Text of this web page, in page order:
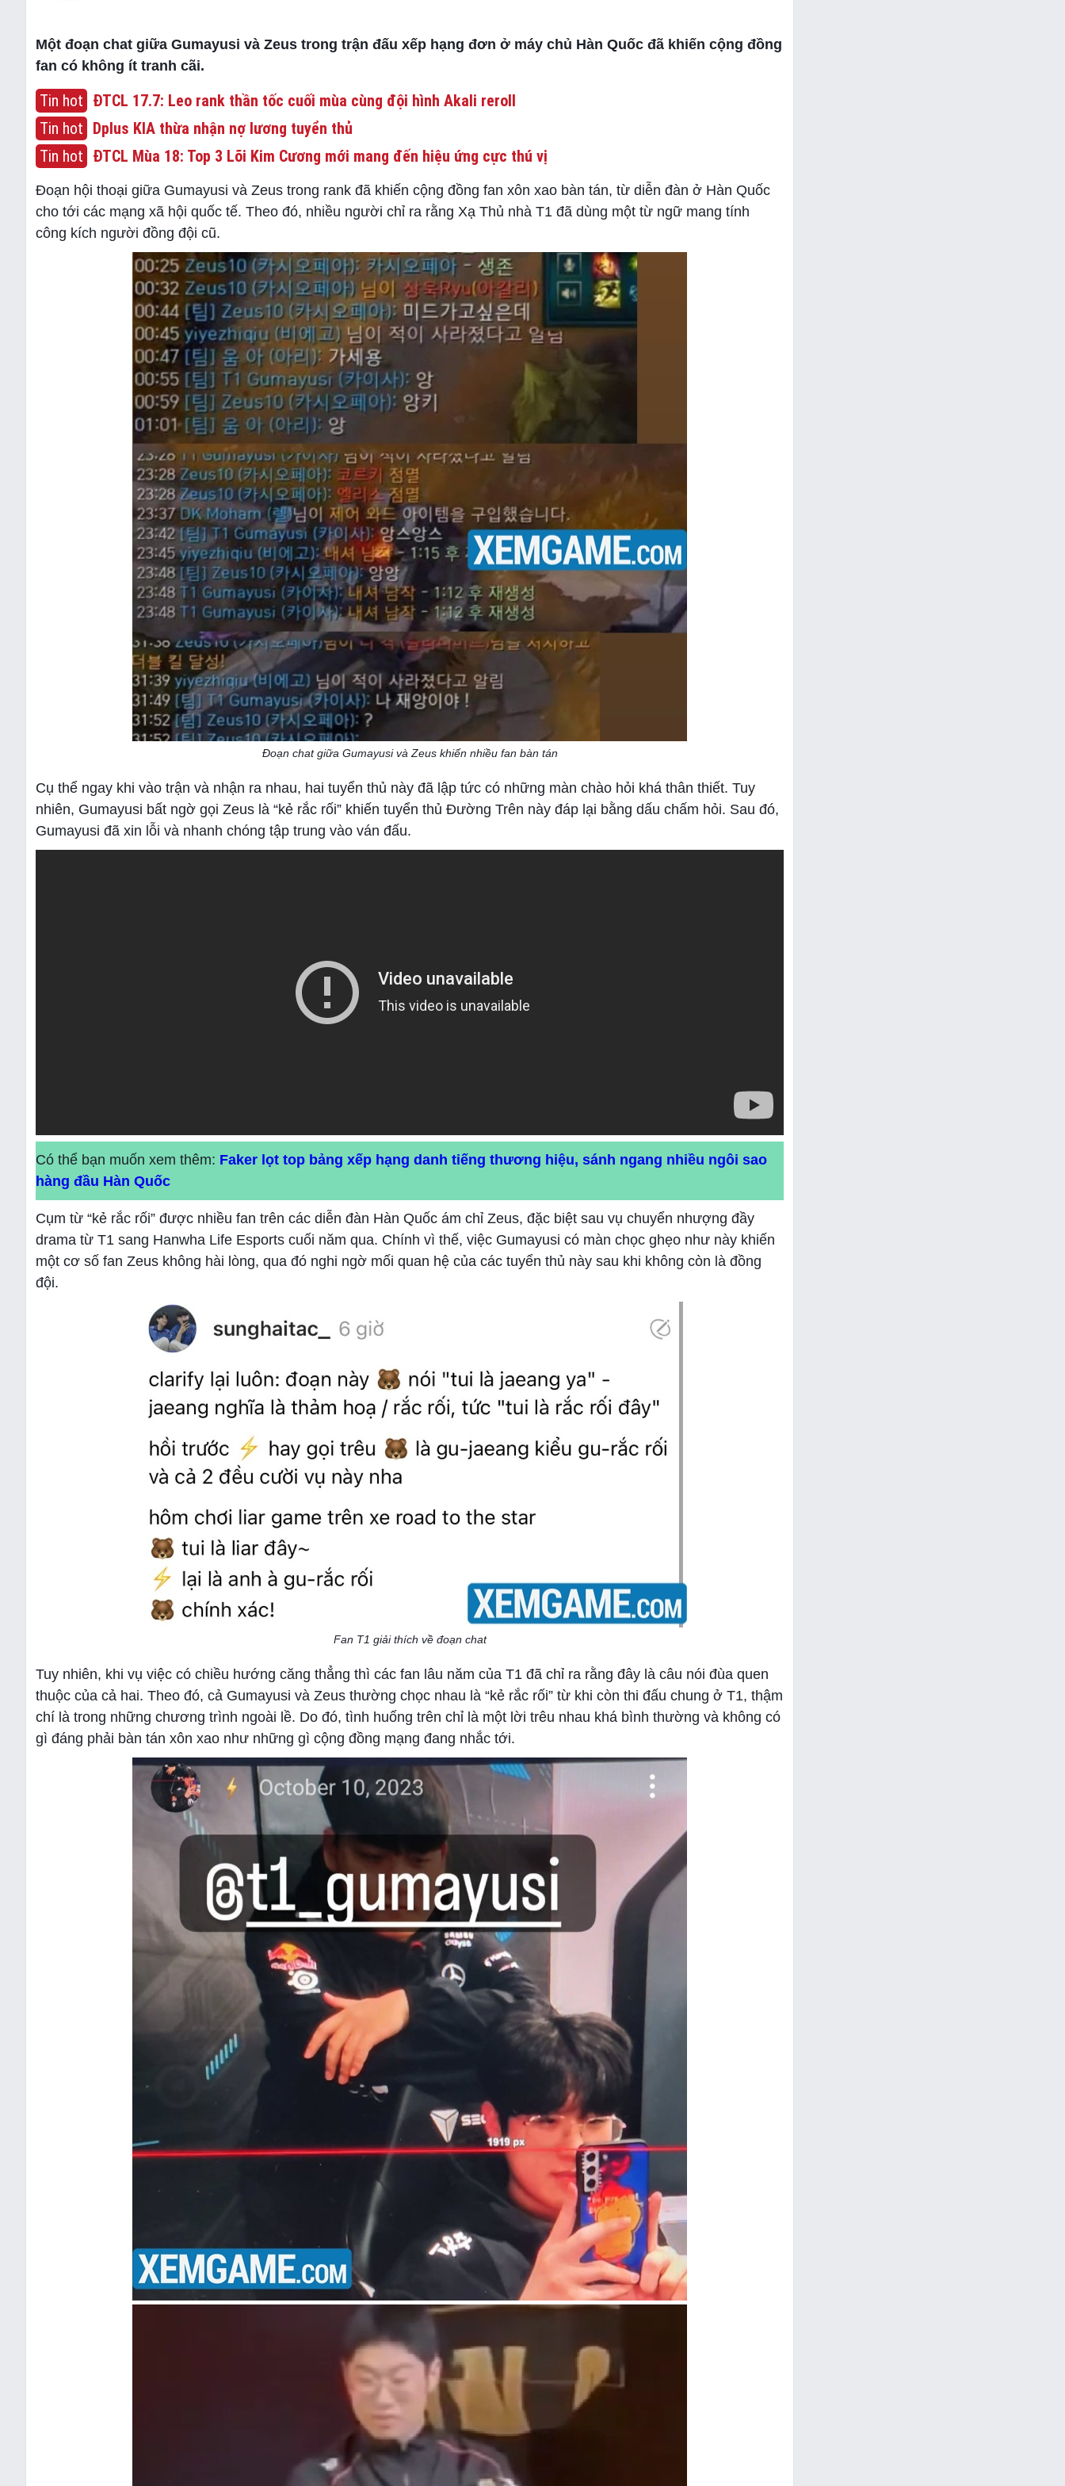
Một đoạn chat giữa Gumayusi và Zeus trong trận đấu xếp hạng đơn ở máy chủ Hàn Quốc đã khiến cộng đồng
fan có không ít tranh cãi.
Tin hot ĐTCL 17.7: Leo rank thần tốc cuối mùa cùng đội hình Akali reroll
Tin hot Dplus KIA thừa nhận nợ lương tuyển thủ
Tin hot ĐTCL Mùa 18: Top 3 Lõi Kim Cương mới mang đến hiệu ứng cực thú vị
Đoạn hội thoại giữa Gumayusi và Zeus trong rank đã khiến cộng đồng fan xôn xao bàn tán, từ diễn đàn ở Hàn Quốc
cho tới các mạng xã hội quốc tế. Theo đó, nhiều người chỉ ra rằng Xạ Thủ nhà T1 đã dùng một từ ngữ mang tính
công kích người đồng đội cũ.
Đoạn chat giữa Gumayusi và Zeus khiến nhiều fan bàn tán
Cụ thể ngay khi vào trận và nhận ra nhau, hai tuyển thủ này đã lập tức có những màn chào hỏi khá thân thiết. Tuy
nhiên, Gumayusi bất ngờ gọi Zeus là “kẻ rắc rối” khiến tuyển thủ Đường Trên này đáp lại bằng dấu chấm hỏi. Sau đó,
Gumayusi đã xin lỗi và nhanh chóng tập trung vào ván đấu.
Có thể bạn muốn xem thêm: Faker lọt top bảng xếp hạng danh tiếng thương hiệu, sánh ngang nhiều ngôi sao
hàng đầu Hàn Quốc
Cụm từ “kẻ rắc rối” được nhiều fan trên các diễn đàn Hàn Quốc ám chỉ Zeus, đặc biệt sau vụ chuyển nhượng đầy
drama từ T1 sang Hanwha Life Esports cuối năm qua. Chính vì thế, việc Gumayusi có màn chọc ghẹo như này khiến
một cơ số fan Zeus không hài lòng, qua đó nghi ngờ mối quan hệ của các tuyển thủ này sau khi không còn là đồng
đội.
Fan T1 giải thích về đoạn chat
Tuy nhiên, khi vụ việc có chiều hướng căng thẳng thì các fan lâu năm của T1 đã chỉ ra rằng đây là câu nói đùa quen
thuộc của cả hai. Theo đó, cả Gumayusi và Zeus thường chọc nhau là “kẻ rắc rối” từ khi còn thi đấu chung ở T1, thậm
chí là trong những chương trình ngoài lề. Do đó, tình huống trên chỉ là một lời trêu nhau khá bình thường và không có
gì đáng phải bàn tán xôn xao như những gì cộng đồng mạng đang nhắc tới.